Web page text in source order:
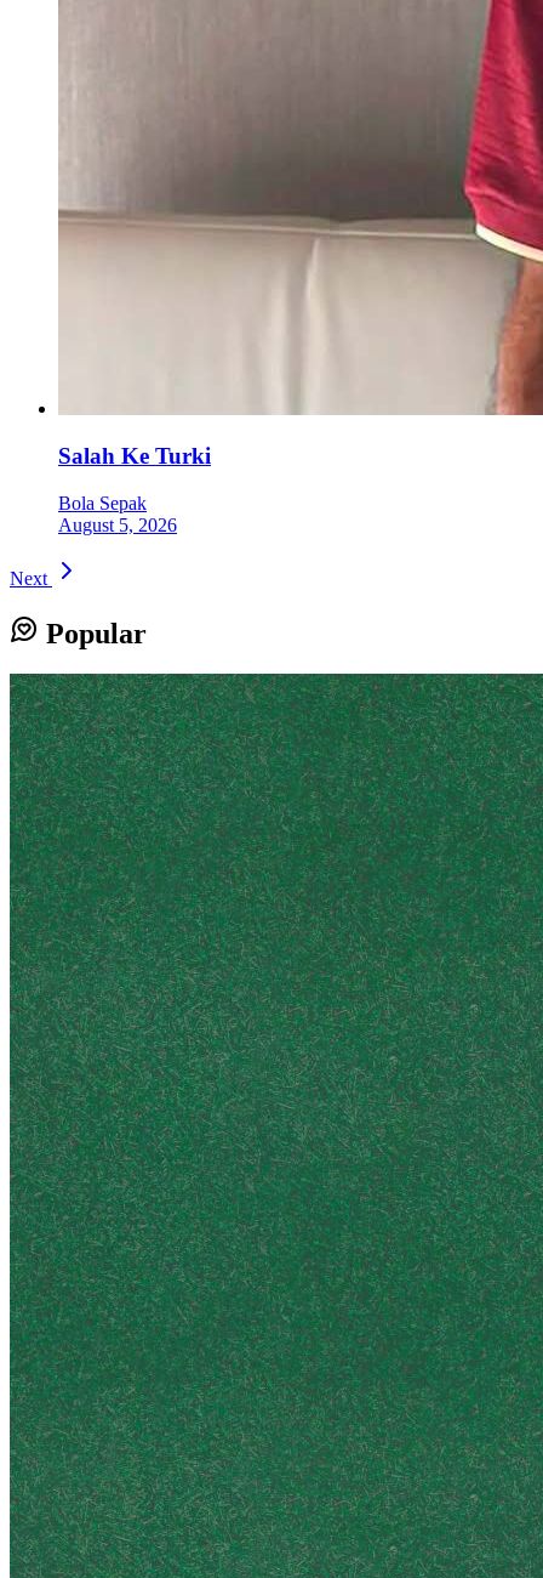
Salah Ke Turki
Bola Sepak
August 5, 2026
Next
Popular